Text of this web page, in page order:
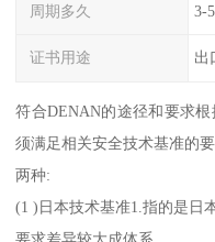
周期多久 3-
证书用途 出
符合DENAN的途径和要求
须满足相关安全技术基准的
两种:
(1 )日本技术基准1.指的是日